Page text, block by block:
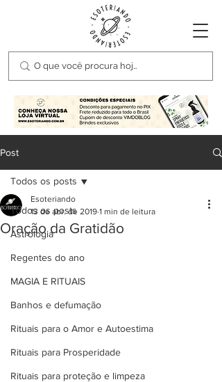
Post
Todos os posts
Astrologia
Regentes do ano
MAGIA E RITUAIS
Banhos e defumação
Rituais para o Amor e Autoestima
Rituais para Prosperidade
Rituais para proteção e limpeza
Todos os posts
Oração da Gratidão
Esoteriando
13 de abr. de 2019 1 min de leitura